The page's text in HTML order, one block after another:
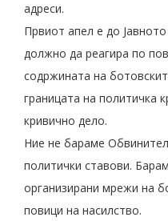
адреси.
Првиот апел е до
должно да реагира по
содржината на
границата на политичка
кривично дело.
Ние не бараме
политички ставови.
организирани мрежи на
повици на насилство.